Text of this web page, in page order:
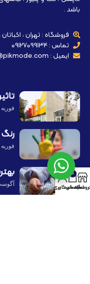
باشد .
فروشگاه : تهران ،
تماس : 09127099134
ایمیل : support@pikmode.com
فوریه 19,
فوریه 19,
آگوست 27,
0
سبد خرید
حساب کاربری من